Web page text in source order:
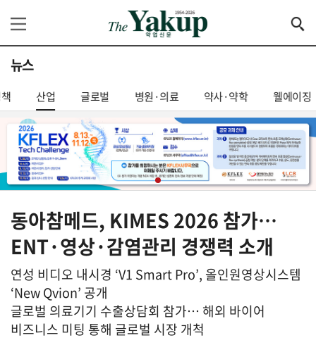
뉴스
산업 글로벌 병원·의료 약사·약학 웰에이징
동아참메드, KIMES 2026 참가…
ENT·영상·감염관리 경쟁력 소개
연성 비디오 내시경 ‘V1 Smart Pro’, 올인원영상시스템
‘New Qvion’ 공개
글로벌 의료기기 수출상담회 참가… 해외 바이어
비즈니스 미팅 통해 글로벌 시장 개척